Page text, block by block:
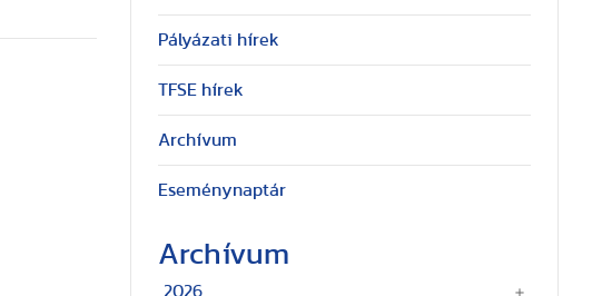
Pályázati hírek
TFSE hírek
Archívum
Eseménynaptár
Archívum
2026